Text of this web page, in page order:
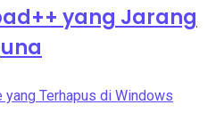
yang Jarang